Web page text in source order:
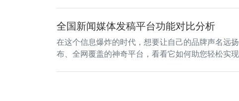
全国新闻媒体发稿平台功能对比分析
在这个信息爆炸的时代，想要让自己的品牌声名远
布、全网覆盖的神奇平台，看看它如何助您轻松实现